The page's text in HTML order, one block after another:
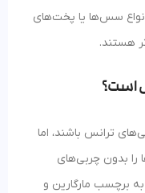
انواع سس‌ها یا پخت‌های
هستند.
است؟
ترانس باشند، اما
را بدون چربی‌های
به برچسب مارگارین و